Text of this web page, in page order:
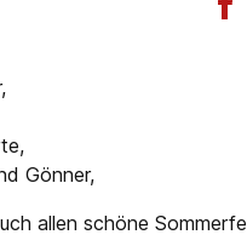
Gönner,
allen schöne